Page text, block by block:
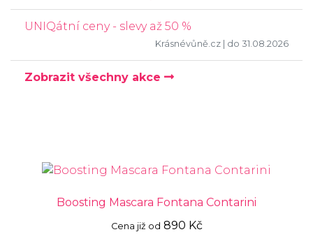
UNIQátní ceny - slevy až 50 %
Krásnévůně.cz | do 31.08.2026
Zobrazit všechny akce
Boosting Mascara Fontana Contarini
Cena již od 890 Kč